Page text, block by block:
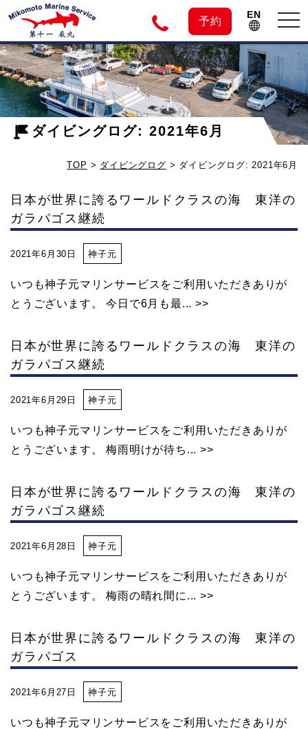
予約
EN
神
子
元
の
ダ
イ
ビ
グ
ら
神
子
元
リ
ダイビングログ: 2021年6月
TOP > ダイビングログ > ダイビングログ: 2021年6月
日本が世界に誇るワールドクラスの海 東洋の
ガラパゴス継続
2021年6月30日 神子元
いつも神子元マリンサービスをご利用いただきありが
とうございます。 今日で6月も最... >>
日本が世界に誇るワールドクラスの海 東洋の
ガラパゴス継続
2021年6月29日 神子元
いつも神子元マリンサービスをご利用いただきありが
とうございます。 梅雨明けが待ち... >>
日本が世界に誇るワールドクラスの海 東洋の
ガラパゴス継続
2021年6月28日 神子元
いつも神子元マリンサービスをご利用いただきありが
とうございます。 梅雨の晴れ間に... >>
日本が世界に誇るワールドクラスの海 東洋の
ガラパゴス
2021年6月27日 神子元
いつも神子元マリンサービスをご利用いただきありが